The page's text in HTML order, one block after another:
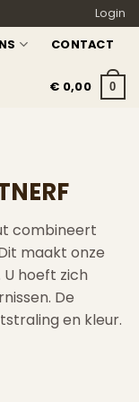
Login
CONTACT
€ 0,00 0
combineert
maakt onze
hoeft zich
De
en kleur.